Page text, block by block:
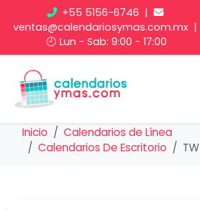
+55 5156-6746 |
ventas@calendariosymas.com.mx |
🕘 Lun - Sab: 9:00 - 17:00
Inicio
Calendarios de Línea
Calendarios De Escritorio
TW